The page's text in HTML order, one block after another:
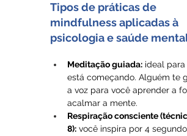
Tipos de práticas de
mindfulness aplicadas à
psicologia e saúde
Meditação guiada: ideal
está começando. Alguém te
a voz para você aprender a
acalmar a mente.
Respiração consciente
8): você inspira por 4